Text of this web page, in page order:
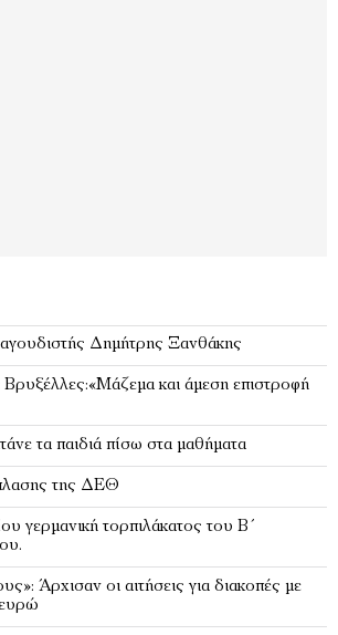
Δημήτρης Ξανθάκης
και άμεση επιστροφή
τα παιδιά πίσω στα μαθήματα
της ΔΕΘ
γερμανική τορπιλάκατος του Β΄
Άρχισαν οι αιτήσεις για διακοπές με